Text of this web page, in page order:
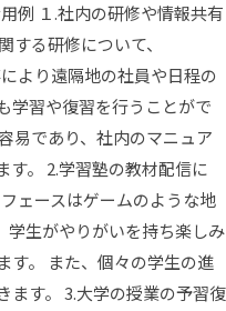
例 １.社内の研修や情報共有
する研修について、
より遠隔地の社員や日程の
学習や復習を行うことがで
易であり、社内のマニュア
す。 2.学習塾の教材配信に
ェースはゲームのような地
学生がやりがいを持ち楽しみ
す。 また、個々の学生の進
ます。 3.大学の授業の予習復